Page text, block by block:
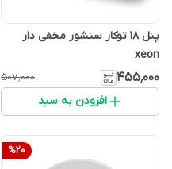
پنل 18 توکار سنشور مخفی دار
xeon
۴۵۵٬۰۰۰ ۵۰۷٬۰۰۰
افزودن به سبد
%20